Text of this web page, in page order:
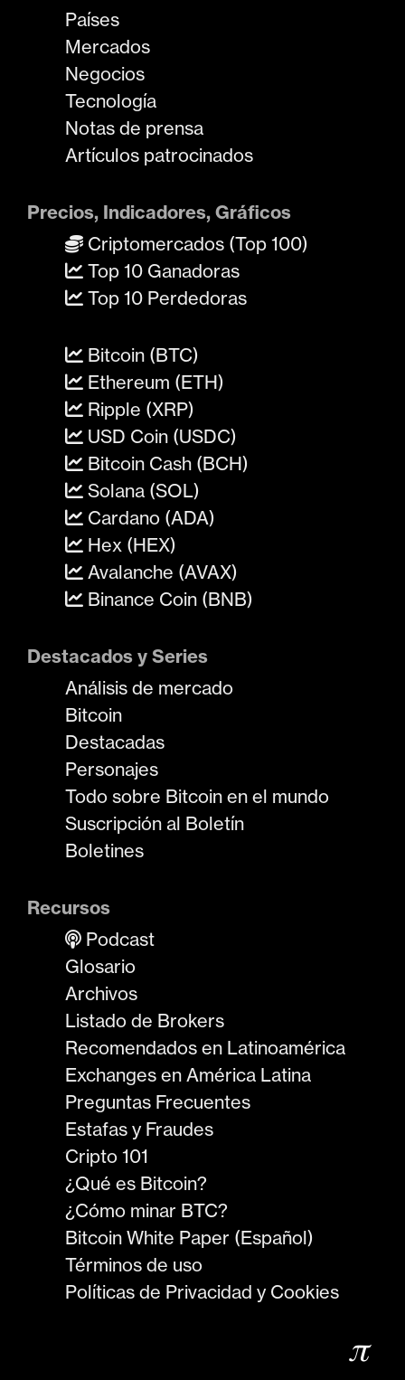
Países
Mercados
Negocios
Tecnología
Notas de prensa
Artículos patrocinados
Precios, Indicadores, Gráficos
Criptomercados (Top 100)
Top 10 Ganadoras
Top 10 Perdedoras
Bitcoin (BTC)
Ethereum (ETH)
Ripple (XRP)
USD Coin (USDC)
Bitcoin Cash (BCH)
Solana (SOL)
Cardano (ADA)
Hex (HEX)
Avalanche (AVAX)
Binance Coin (BNB)
Destacados y Series
Análisis de mercado
Bitcoin
Destacadas
Personajes
Todo sobre Bitcoin en el mundo
Suscripción al Boletín
Boletines
Recursos
Podcast
Glosario
Archivos
Listado de Brokers
Recomendados en Latinoamérica
Exchanges en América Latina
Preguntas Frecuentes
Estafas y Fraudes
Cripto 101
¿Qué es Bitcoin?
¿Cómo minar BTC?
Bitcoin White Paper (Español)
Términos de uso
Políticas de Privacidad y Cookies
𝜋